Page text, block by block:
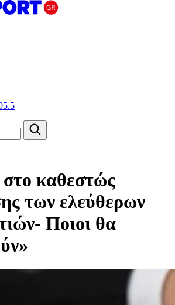
καθεστώς
των ελεύθερων
Ποιοι θα